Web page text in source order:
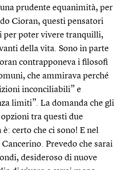
prudente equanimità, per
Cioran, questi pensatori
poter vivere tranquilli,
della vita. Sono in parte
contrapponeva i filosofi
che ammirava perché
inconciliabili” e
limiti”. La domanda che gli
tra questi due
certo che ci sono! E nel
Prevedo che sarai
desideroso di nuove